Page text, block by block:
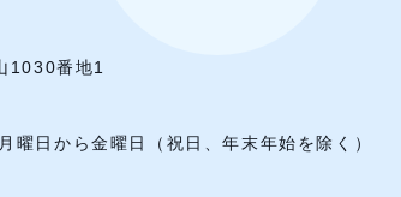
1030番地1
日から金曜日（祝日、年末年始を除く）